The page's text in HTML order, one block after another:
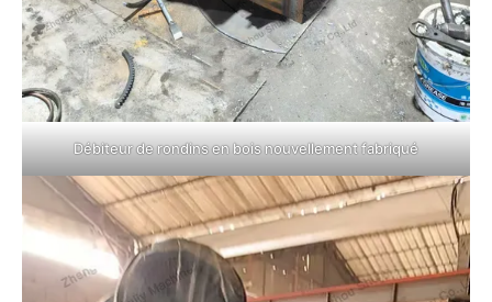
Débiteur de rondins en bois nouvellement fabriqué